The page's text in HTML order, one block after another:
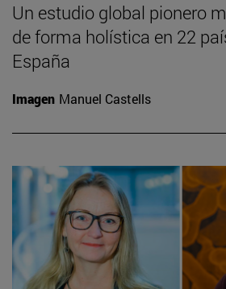
Un estudio global pionero
de forma holística en 22
España
Imagen Manuel Castells